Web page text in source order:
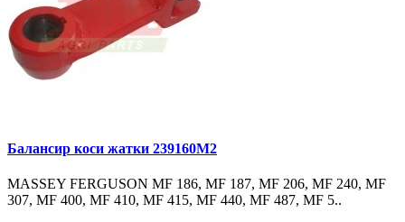
Балансир коси жатки 239160M2
MASSEY FERGUSON MF 186, MF 187, MF 206, MF 240, MF
307, MF 400, MF 410, MF 415, MF 440, MF 487, MF 5..